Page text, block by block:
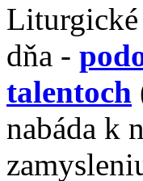
Liturgické
dňa -
talentoch
nabáda k